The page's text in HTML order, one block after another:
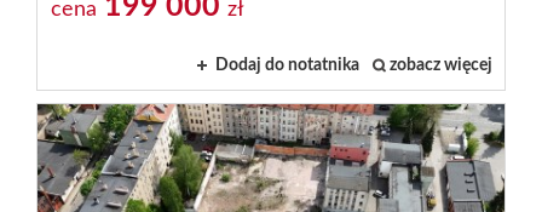
Kontakt
cena 199 000 zł
Dodaj do notatnika zobacz więcej